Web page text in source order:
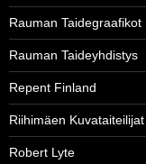
Rauman Taidegraafikot
Rauman Taideyhdistys
Repent Finland
Riihimäen Kuvataiteilijat
Robert Lyte